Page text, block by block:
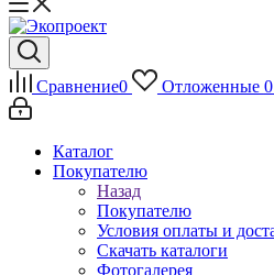
Сравнение0 Отложенные 0
Каталог
Покупателю
Назад
Покупателю
Условия оплаты и
Скачать каталоги
Фотогалерея